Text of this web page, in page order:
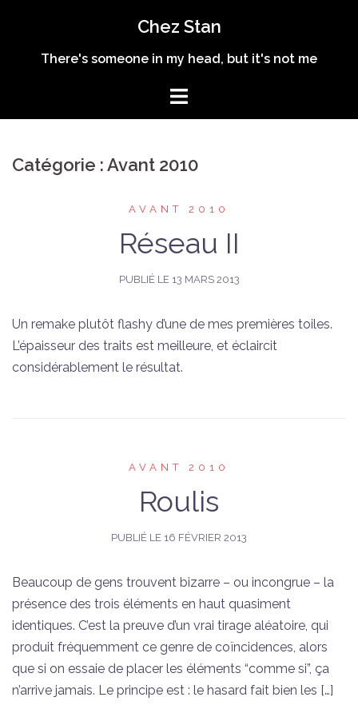
contenu
Chez Stan
There's someone in my head, but it's not me
Catégorie :Avant 2010
AVANT 2010
Réseau II
PUBLIÉ LE 13 MARS 2013
Un remake plutôt flashy d’une de mes premières toiles.
L’épaisseur des traits est meilleure, et éclaircit
considérablement le résultat.
AVANT 2010
Roulis
PUBLIÉ LE 16 FÉVRIER 2013
Beaucoup de gens trouvent bizarre – ou incongrue – la
présence des trois éléments en haut quasiment
identiques. C’est la preuve d’un vrai tirage aléatoire, qui
produit fréquemment ce genre de coïncidences, alors
que si on essaie de placer les éléments “comme si”, ça
n’arrive jamais. Le principe est : le hasard fait bien les […]